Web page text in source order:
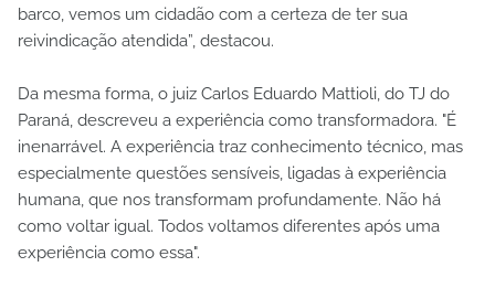
barco, vemos um cidadão com a certeza de ter sua
reivindicação atendida”, destacou.
Da mesma forma, o juiz Carlos Eduardo Mattioli, do TJ do
Paraná, descreveu a experiência como transformadora. "É
inenarrável. A experiência traz conhecimento técnico, mas
especialmente questões sensíveis, ligadas à experiência
humana, que nos transformam profundamente. Não há
como voltar igual. Todos voltamos diferentes após uma
experiência como essa".